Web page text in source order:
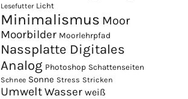
Lesefutter Licht
Minimalismus Moor
Moorbilder Moorlehrpfad
Nassplatte Digitales
Analog Photoshop Schattenseiten
Schnee Sonne Stress Stricken
UmweltWasser weiß